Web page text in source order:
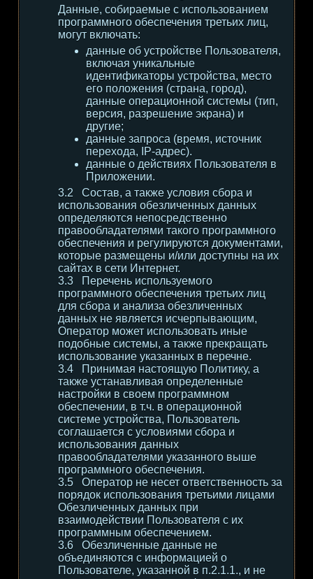
Данные, собираемые с использованием
программного обеспечения третьих лиц,
могут включать:
данные об устройстве Пользователя,
включая уникальные
идентификаторы устройства, место
его положения (страна, город),
данные операционной системы (тип,
версия, разрешение экрана) и
другие;
данные запроса (время, источник
перехода, IP-адрес).
данные о действиях Пользователя в
Приложении.
Состав, а также условия сбора и
использования обезличенных данных
определяются непосредственно
правообладателями такого программного
обеспечения и регулируются документами,
которые размещены и/или доступны на их
сайтах в сети Интернет.
Перечень используемого
программного обеспечения третьих лиц
для сбора и анализа обезличенных
данных не является исчерпывающим,
Оператор может использовать иные
подобные системы, а также прекращать
использование указанных в перечне.
Принимая настоящую Политику, а
также устанавливая определенные
настройки в своем программном
обеспечении, в т.ч. в операционной
системе устройства, Пользователь
соглашается с условиями сбора и
использования данных
правообладателями указанного выше
программного обеспечения.
Оператор не несет ответственность за
порядок использования третьими лицами
Обезличенных данных при
взаимодействии Пользователя с их
программным обеспечением.
Обезличенные данные не
объединяются с информацией о
Пользователе, указанной в п.2.1.1., и не